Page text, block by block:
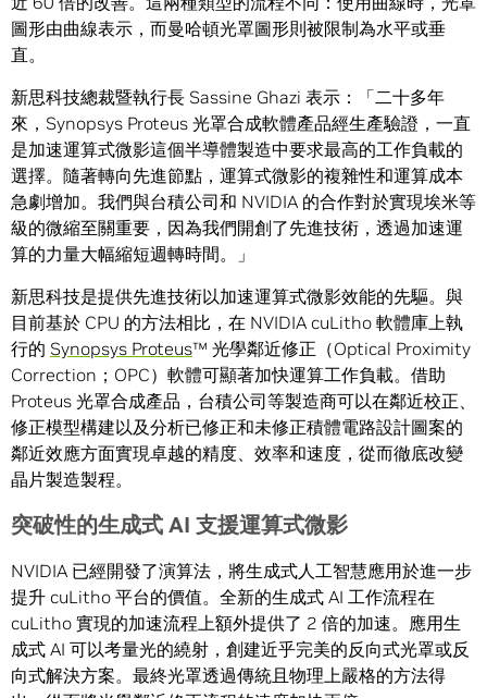
圖形由曲線表示，而曼哈頓光罩圖形則被限制為水平或垂
直。
新思科技總裁暨執行長 Sassine Ghazi 表示：「二十多年
來，Synopsys Proteus 光罩合成軟體產品經生產驗證，一直
是加速運算式微影這個半導體製造中要求最高的工作負載的
選擇。隨著轉向先進節點，運算式微影的複雜性和運算成本
急劇增加。我們與台積公司和 NVIDIA 的合作對於實現埃米等
級的微縮至關重要，因為我們開創了先進技術，透過加速運
算的力量大幅縮短週轉時間。」
新思科技是提供先進技術以加速運算式微影效能的先驅。與
目前基於 CPU 的方法相比，在 NVIDIA cuLitho 軟體庫上執
行的 Synopsys Proteus™ 光學鄰近修正（Optical Proximity
Correction；OPC）軟體可顯著加快運算工作負載。借助
Proteus 光罩合成產品，台積公司等製造商可以在鄰近校正、
修正模型構建以及分析已修正和未修正積體電路設計圖案的
鄰近效應方面實現卓越的精度、效率和速度，從而徹底改變
晶片製造製程。
突破性的生成式 AI 支援運算式微影
NVIDIA 已經開發了演算法，將生成式人工智慧應用於進一步
提升 cuLitho 平台的價值。全新的生成式 AI 工作流程在
cuLitho 實現的加速流程上額外提供了 2 倍的加速。應用生
成式 AI 可以考量光的繞射，創建近乎完美的反向式光罩或反
向式解決方案。最終光罩透過傳統且物理上嚴格的方法得